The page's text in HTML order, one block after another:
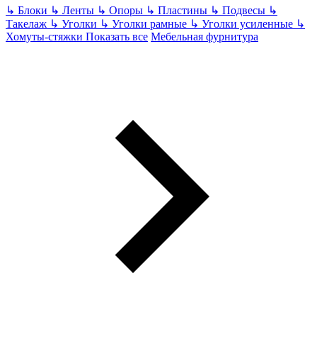
↳ Блоки ↳ Ленты ↳ Опоры ↳ Пластины ↳ Подвесы ↳
Такелаж ↳ Уголки ↳ Уголки рамные ↳ Уголки усиленные ↳
Хомуты-стяжки Показать все Мебельная фурнитура